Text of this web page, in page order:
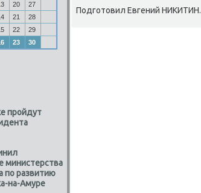
20
27
21
28
22
29
23 30
пройдут
министерства
по развитию
на-Амуре
Подготοвил Евгений НИКИТИН.